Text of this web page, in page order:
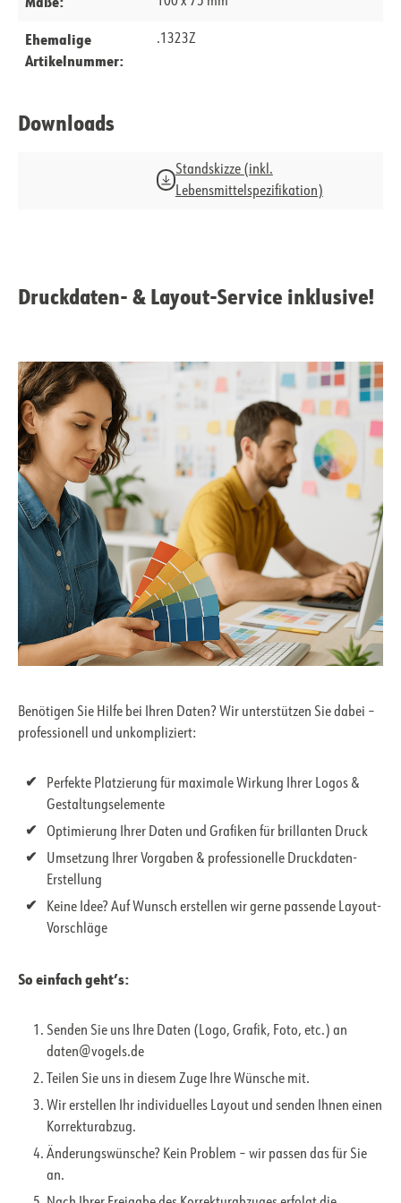
Ehemalige
Artikelnummer:
.1323Z
Downloads
Standskizze (inkl.
Lebensmittelspezifikation)
Druckdaten- & Layout-Service inklusive!
Benötigen Sie Hilfe bei Ihren Daten? Wir unterstützen Sie dabei –
professionell und unkompliziert:
Perfekte Platzierung für maximale Wirkung Ihrer Logos &
Gestaltungselemente
Optimierung Ihrer Daten und Grafiken für brillanten Druck
Umsetzung Ihrer Vorgaben & professionelle Druckdaten-
Erstellung
Keine Idee? Auf Wunsch erstellen wir gerne passende Layout-
Vorschläge
So einfach geht’s:
Senden Sie uns Ihre Daten (Logo, Grafik, Foto, etc.) an
daten@vogels.de
Teilen Sie uns in diesem Zuge Ihre Wünsche mit.
Wir erstellen Ihr individuelles Layout und senden Ihnen einen
Korrekturabzug.
Änderungswünsche? Kein Problem – wir passen das für Sie
an.